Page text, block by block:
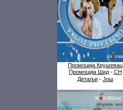
Промоција Крушевац
Промоција Шид- СН
Детаљи- Још